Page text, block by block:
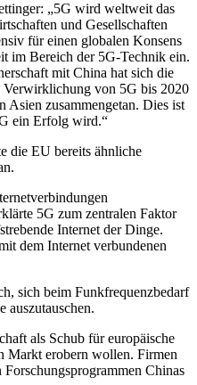
„5G wird weltweit das
und Gesellschaften
für einen globalen Konsens
im Bereich der 5G-Technik ein.
mit China hat sich die
von 5G bis 2020
Asien zusammengetan. Dies ist
ein Erfolg wird.“
die EU bereits ähnliche
5G zum zentralen Faktor
Internet der Dinge.
dem Internet verbundenen
sich beim Funkfrequenzbedarf
auszutauschen.
als Schub für europäische
Markt erobern wollen. Firmen
Chinas